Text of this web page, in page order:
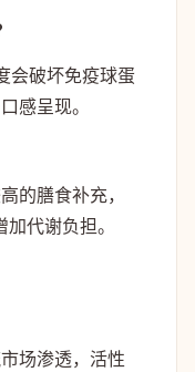
会破坏免疫球蛋
感呈现。
的膳食补充，
代谢负担。
场渗透，活性